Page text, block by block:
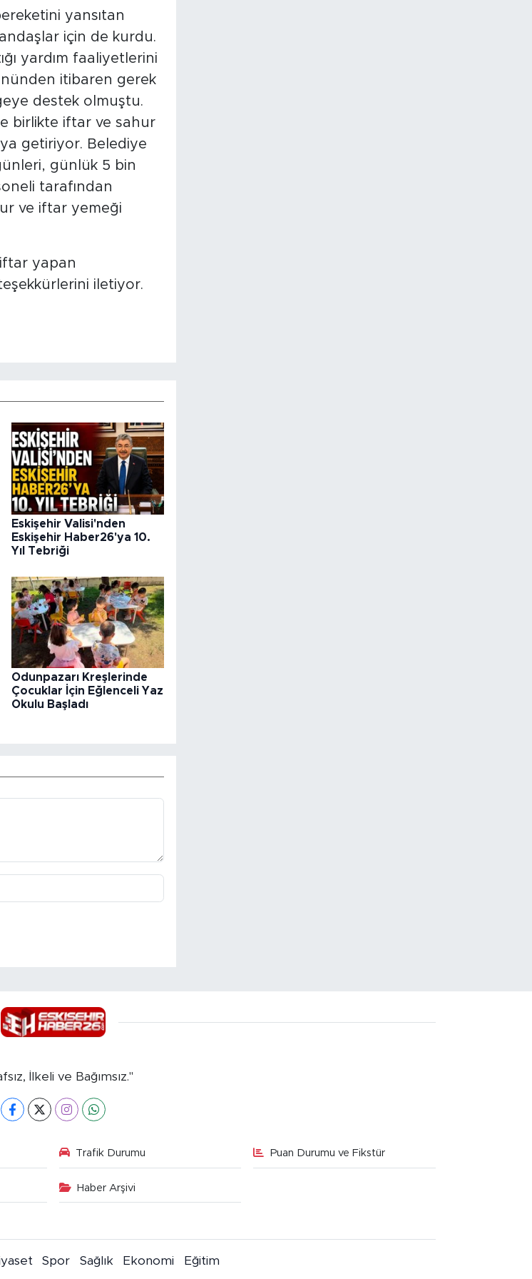
yansıtan
için de kurdu.
yardım faaliyetlerini
itibaren gerek
destek olmuştu.
birlikte iftar ve sahur
getiriyor. Belediye
günlük 5 bin
tarafından
ve iftar yemeği
iftar yapan
iletiyor.
Eskişehir Valisi'nden
Eskişehir Haber26'ya 10.
Yıl Tebriği
Odunpazarı Kreşlerinde
Çocuklar İçin Eğlenceli Yaz
Okulu Başladı
İlkeli ve Bağımsız."
Trafik Durumu Puan Durumu ve Fikstür
Haber Arşivi
Spor Sağlık Ekonomi Eğitim